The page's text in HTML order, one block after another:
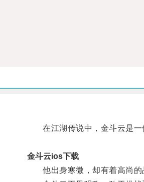
在江湖传说中，金斗云是一
金斗云ios下载
他出身寒微，却有着高尚的